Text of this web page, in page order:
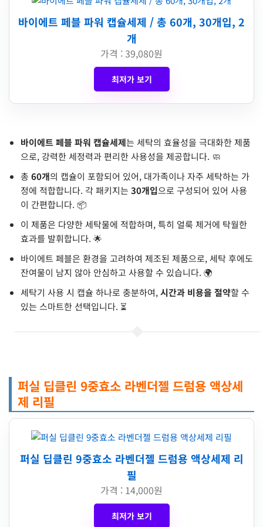
바이에트 페블 파워 캡슐세제 / 총 60개, 30개입, 2
개
가격 : 39,080원
최저가 보기
바이에트 페블 파워 캡슐세제는 세탁의 효율성을 극대화한 제품
으로, 강력한 세정력과 편리한 사용성을 제공합니다. 🧼
총 60개의 캡슐이 포함되어 있어, 대가족이나 자주 세탁하는 가
정에 적합합니다. 각 패키지는 30개입으로 구성되어 있어 사용
이 간편합니다. 📦
이 제품은 다양한 세탁물에 적합하며, 특히 얼룩 제거에 탁월한
효과를 발휘합니다. 🌟
바이에트 페블은 환경을 고려하여 제조된 제품으로, 세탁 후에도
잔여물이 남지 않아 안심하고 사용할 수 있습니다. 🌍
세탁기 사용 시 캡슐 하나로 충분하여,시간과 비용을 절약할 수
있는 스마트한 선택입니다. ⏳
퍼실 딥클린 9중효소 라벤더젤 드럼용 액상세
제 리필
퍼실 딥클린 9중효소 라벤더젤 드럼용 액상세제 리
필
가격 : 14,000원
최저가 보기